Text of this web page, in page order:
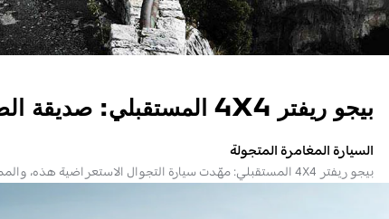
بيجو ريفتر 4X4 المستقبلي: صديقة الطرقات!
السيارة المغامرة المتجولة
بيجو ريفتر 4X4 المستقبلي: مهّدت سيارة التجوال الاستعراضية هذه، والممثلة لرؤية بيجو المستقبلي الرائدة للمركبات الترفيهية الخارجية طريقها في معرض جنيف للسيارات لعام 2018.